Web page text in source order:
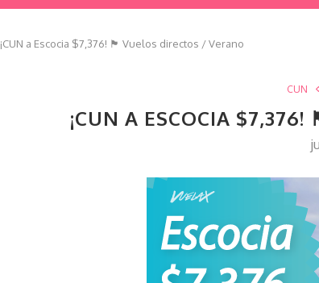
¡CUN a Escocia $7,376! 🏴󠁧󠁢󠁳󠁣󠁴󠁿 Vuelos directos / Verano
CUN
¡CUN A ESCOCIA